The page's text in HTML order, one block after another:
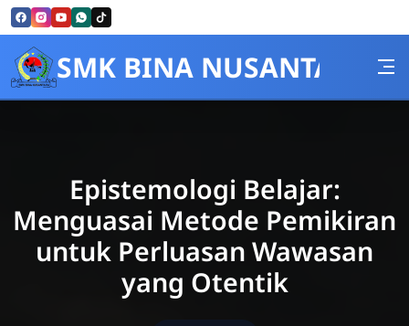
Skip to Content
SMK BINA NUSANTARA
Epistemologi Belajar:
Menguasai Metode Pemikiran
untuk Perluasan Wawasan
yang Otentik